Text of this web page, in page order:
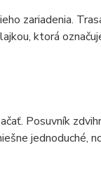
zariadenia.
ktorá
Posuvník
jednoduché,